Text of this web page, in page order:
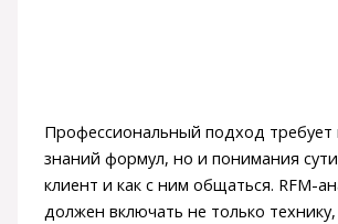
Профессиональный подход требует
знаний формул, но и понимания
клиент и как с ним общаться. RFM-
должен включать не только